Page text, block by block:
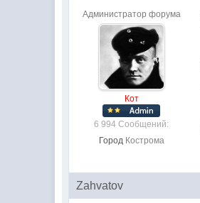
Администратор форума
Кот
6 994 Сообщений:
Город Кострома
Zahvatov